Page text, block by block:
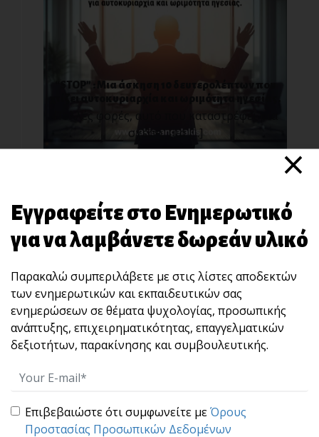
“STOP” : Μια άσκηση 10 δευτερολέπτων που
χτίζει αυτοκυριαρχία και ωριμότητα ηγεσίας.
Πολλές φορές, αυτό που καταστρέφει μια
σχέση, μια [...]
Μην πέφτεις στην παγίδα των συγκρίσεων!
Σ[...]
×
Εγγραφείτε στο Ενημερωτικό
για να λαμβάνετε δωρεάν υλικό
Παρακαλώ συμπεριλάβετε με στις λίστες αποδεκτών
των ενημερωτικών και εκπαιδευτικών σας
ενημερώσεων σε θέματα ψυχολογίας, προσωπικής
ανάπτυξης, επιχειρηματικότητας, επαγγελματικών
δεξιοτήτων, παρακίνησης και συμβουλευτικής.
Επιβεβαιώστε ότι συμφωνείτε μεΌρους
Προστασίας Προσωπικών Δεδομένων